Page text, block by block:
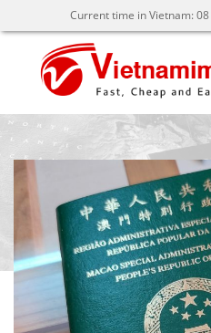
Current time in Vietnam:08